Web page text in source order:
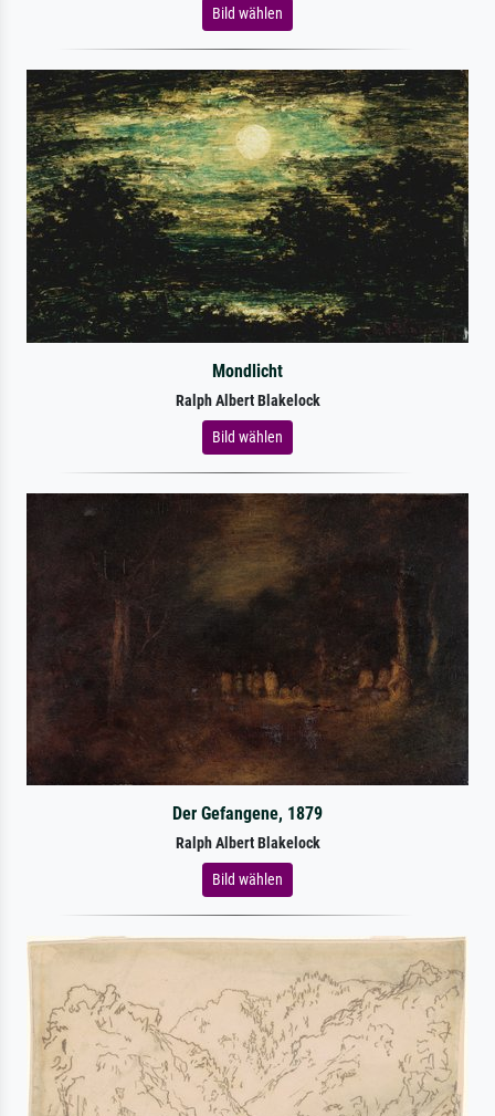
Bild wählen
Mondlicht
Ralph Albert Blakelock
Bild wählen
Der Gefangene, 1879
Ralph Albert Blakelock
Bild wählen